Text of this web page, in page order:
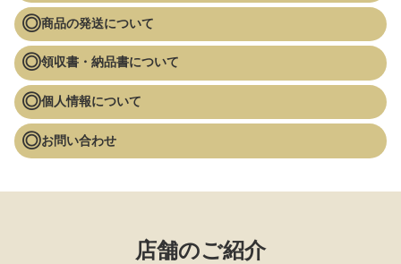
商品の発送について
領収書・納品書について
個人情報について
お問い合わせ
店舗のご紹介